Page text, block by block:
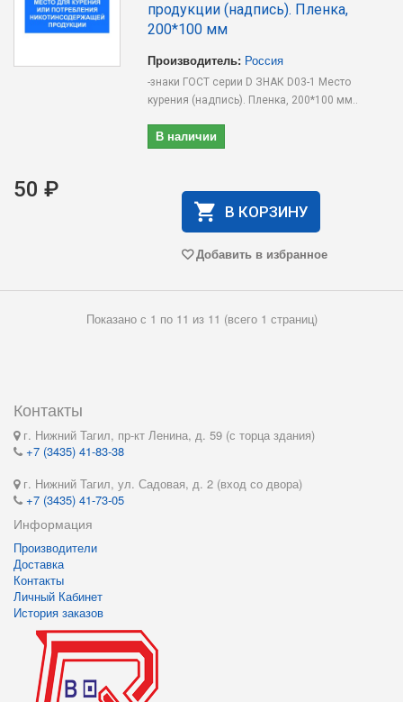
продукции (надпись). Пленка,
200*100 мм
Производитель: Россия
-знаки ГОСТ серии D ЗНАК D03-1 Место
курения (надпись). Пленка, 200*100 мм..
В наличии
50 ₽
В КОРЗИНУ
Добавить в избранное
Показано с 1 по 11 из 11 (всего 1 страниц)
Контакты
г. Нижний Тагил, пр-кт Ленина, д. 59 (с торца здания)
+7 (3435) 41-83-38
г. Нижний Тагил, ул. Садовая, д. 2 (вход со двора)
+7 (3435) 41-73-05
Информация
Производители
Доставка
Контакты
Личный Кабинет
История заказов